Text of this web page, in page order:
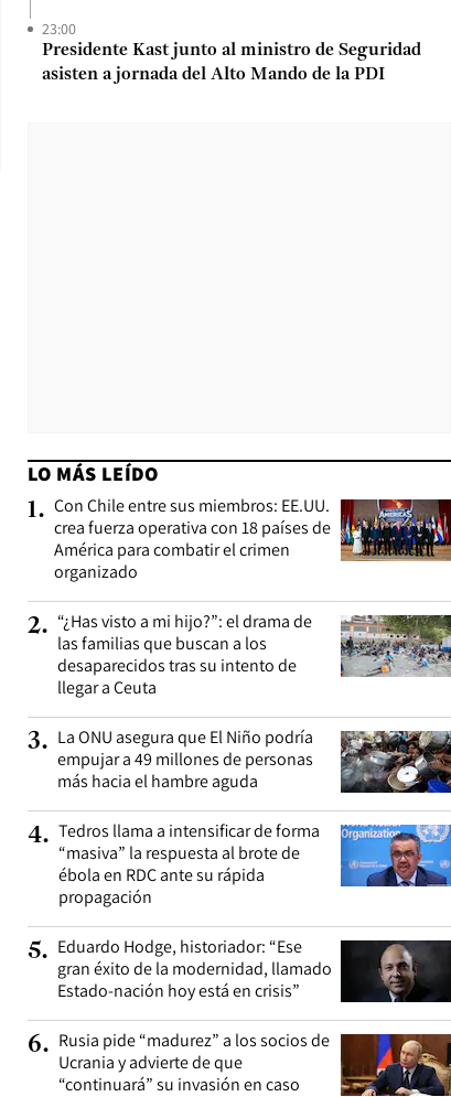
23:00
Presidente Kast junto al ministro de Seguridad
asisten a jornada del Alto Mando de la PDI
LO MÁS LEÍDO
1. Con Chile entre sus miembros: EE.UU.
crea fuerza operativa con 18 países de
América para combatir el crimen
organizado
2. “¿Has visto a mi hijo?”: el drama de
las familias que buscan a los
desaparecidos tras su intento de
llegar a Ceuta
3. La ONU asegura que El Niño podría
empujar a 49 millones de personas
más hacia el hambre aguda
4. Tedros llama a intensificar de forma
“masiva” la respuesta al brote de
ébola en RDC ante su rápida
propagación
5. Eduardo Hodge, historiador: “Ese
gran éxito de la modernidad, llamado
Estado-nación hoy está en crisis”
6. Rusia pide “madurez” a los socios de
Ucrania y advierte de que
“continuará” su invasión en caso